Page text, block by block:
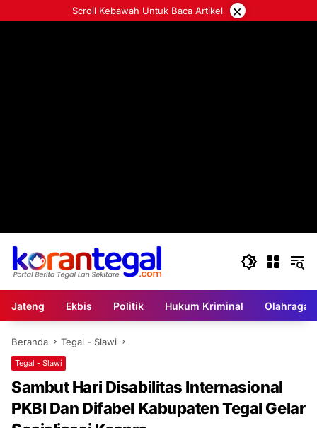
ke
Scroll Kebawah Untuk Baca Artikel ×
Jateng Ekbis Politik Hukum Kriminal Olahraga
Beranda Tegal - Slawi
Tegal - Slawi
Sambut Hari Disabilitas Internasional
PKBI Dan Difabel Kabupaten Tegal Gelar